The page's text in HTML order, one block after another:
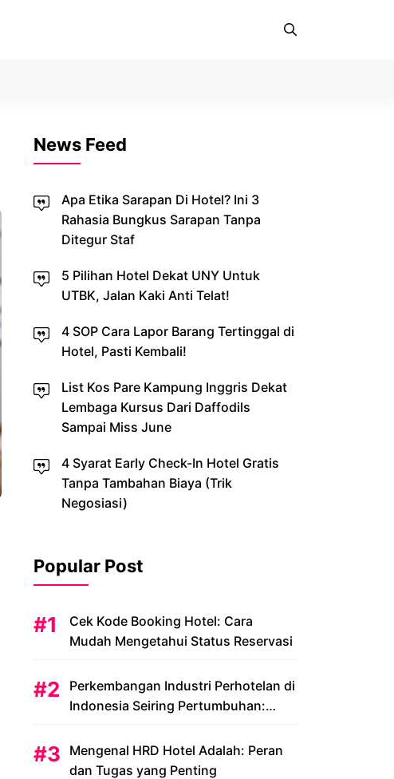
News Feed
Apa Etika Sarapan Di Hotel? Ini 3
Rahasia Bungkus Sarapan Tanpa
Ditegur Staf
5 Pilihan Hotel Dekat UNY Untuk
UTBK, Jalan Kaki Anti Telat!
4 SOP Cara Lapor Barang Tertinggal di
Hotel, Pasti Kembali!
List Kos Pare Kampung Inggris Dekat
Lembaga Kursus Dari Daffodils
Sampai Miss June
4 Syarat Early Check-In Hotel Gratis
Tanpa Tambahan Biaya (Trik
Negosiasi)
Popular Post
Cek Kode Booking Hotel: Cara
Mudah Mengetahui Status Reservasi
Perkembangan Industri Perhotelan di
Indonesia Seiring Pertumbuhan:
Mengenal HRD Hotel Adalah: Peran
dan Tugas yang Penting